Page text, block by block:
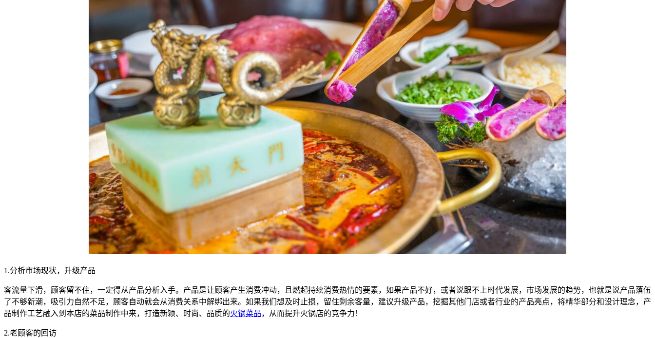
1.分析市场现状，升级产品
客流量下滑，顾客留不住，一定得从产品分析入手。产品是让顾客产生消费冲动，且燃起持续消费热情的要素，如果产品不好，或者说跟不上时代发展，市场发展的趋势，也就是说产品落伍
了不够新潮，吸引力自然不足，顾客自动就会从消费关系中解绑出来。如果我们想及时止损，留住剩余客量，建议升级产品，挖掘其他门店或者行业的产品亮点，将精华部分和设计理念，产
品制作工艺融入到本店的菜品制作中来，打造新颖、时尚、品质的火锅菜品，从而提升火锅店的竞争力！
2.老顾客的回访